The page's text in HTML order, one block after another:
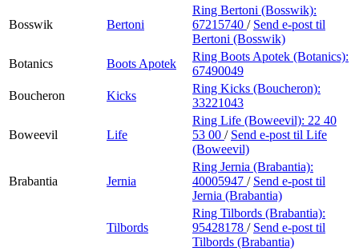
Bosswik Bertoni
Ring Bertoni (Bosswik):
67215740 / Send e-post til
Bertoni (Bosswik)
Botanics
Boots Apotek
Ring Boots Apotek (Botanics):
67490049
Boucheron
Kicks
Ring Kicks (Boucheron):
33221043
Boweevil Life
Ring Life (Boweevil): 22 40
53 00 / Send e-post til Life
(Boweevil)
Brabantia Jernia
Ring Jernia (Brabantia):
40005947 / Send e-post til
Jernia (Brabantia)
Tilbords
Ring Tilbords (Brabantia):
95428178 / Send e-post til
Tilbords (Brabantia)